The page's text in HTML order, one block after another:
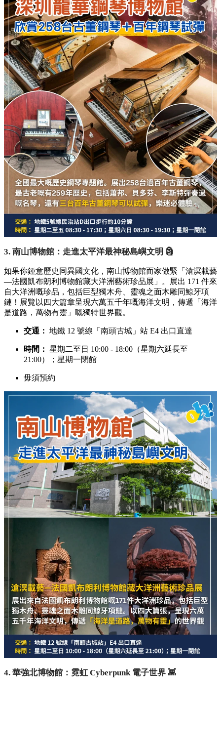
3. 南山博物館：走進太平洋最神秘島嶼文明 🗿
如果你鍾意歷史同異國文化，南山博物館而家做緊「滄溟載藝
—法國凱布朗利博物館藏大洋洲藝術珍品展」。展出 171 件來
自大洋洲嘅珍品，包括巨型獨木舟、靈魂之面木雕同鯨牙項
鏈！展覽以四大篇章呈現六萬五千年嘅海洋文明，傳遞「海洋
是道路，萬物有靈」嘅獨特世界觀。
交通： 地鐵 12 號線「南頭古城」站 E4 出口直達
時間： 星期二至日 10:00 - 18:00（星期六延長至
21:00）；星期一閉館
毋須預約
4. 華強北博物館：霓虹 Cyberpunk 電子世界 👾